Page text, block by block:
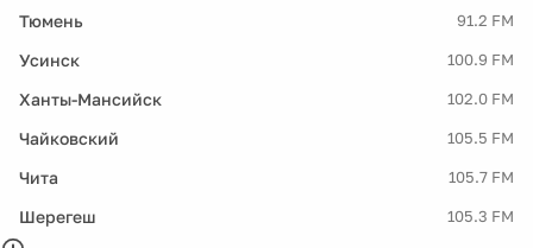
Тюмень 91.2 FM
Усинск 100.9 FM
Ханты-Мансийск 102.0 FM
Чайковский 105.5 FM
Чита 105.7 FM
Шерегеш 105.3 FM